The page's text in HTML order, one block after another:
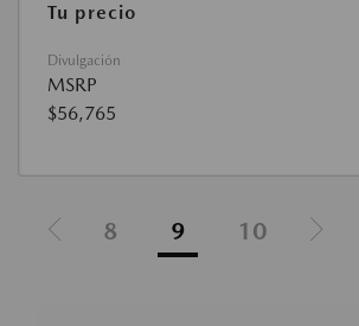
Tu precio
Divulgación
MSRP
$56,765
8 9 10